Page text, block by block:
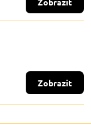
Zobrazit